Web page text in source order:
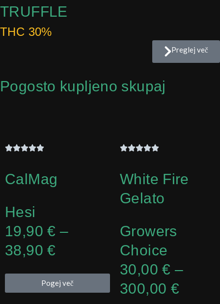
TRUFFLE
THC 30%
Preglej več
Pogosto kupljeno skupaj
CalMag
Hesi
19,90€ –
38,90€
Cenovni
19,90 €
Pogej več
White Fire
Gelato
Growers
Choice
30,00€ –
300,00 €